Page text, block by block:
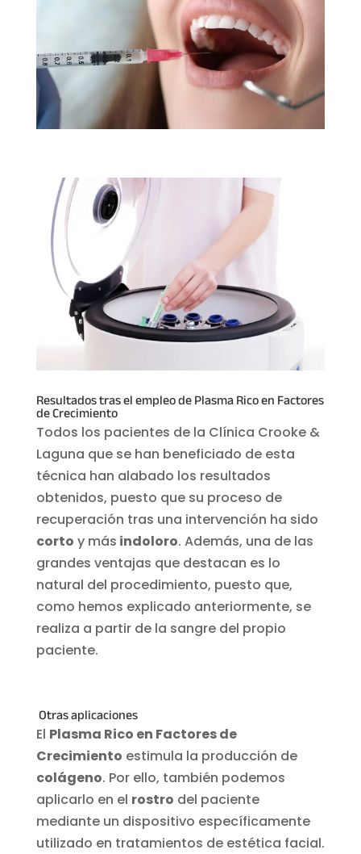
Resultados tras el empleo de Plasma Rico en Factores
de Crecimiento
Todos los pacientes de la Clínica Crooke &
Laguna que se han beneficiado de esta
técnica han alabado los resultados
obtenidos, puesto que su proceso de
recuperación tras una intervención ha sido
corto y más indoloro. Además, una de las
grandes ventajas que destacan es lo
natural del procedimiento, puesto que,
como hemos explicado anteriormente, se
realiza a partir de la sangre del propio
paciente.
Otras aplicaciones
El Plasma Rico en Factores de
Crecimiento estimula la producción de
colágeno. Por ello, también podemos
aplicarlo en el rostro del paciente
mediante un dispositivo específicamente
utilizado en tratamientos de estética facial.